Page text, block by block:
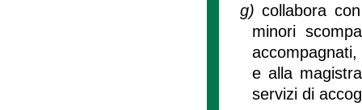
g)collabora
minori
e alla
servizi di